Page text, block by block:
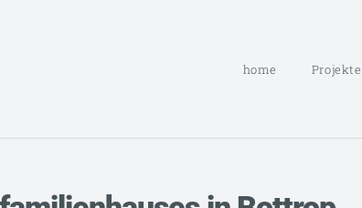
home Projekte